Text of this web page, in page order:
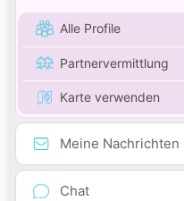
Alle Profile
Partnervermittlung
Karte verwenden
Meine Nachrichten
Chat